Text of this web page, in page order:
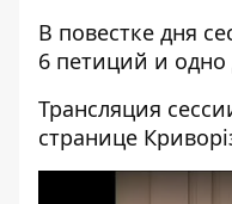
В повестке дня
6 петиций и одно
Трансляция
странице